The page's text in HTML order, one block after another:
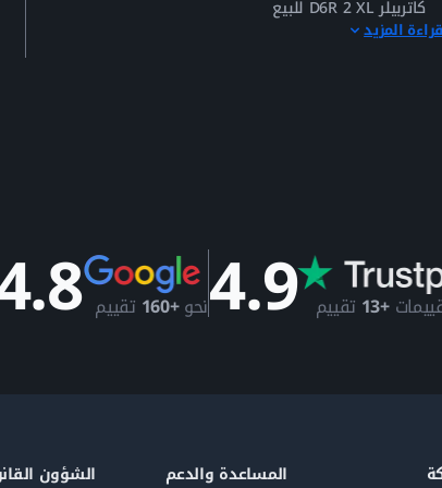
كاتربيلر D6R 2 XL للبيع
قراءة المزيد
+13 تقييم 4.9نحو+160 تقييم
المساعدة والدعم الشؤون